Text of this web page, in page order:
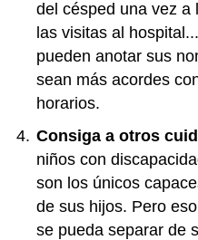
del césped una vez a
las visitas al
pueden anotar sus
sean más acordes
horarios.
Consiga a otros
niños con
son los únicos
de sus hijos. Pero
se pueda separar de